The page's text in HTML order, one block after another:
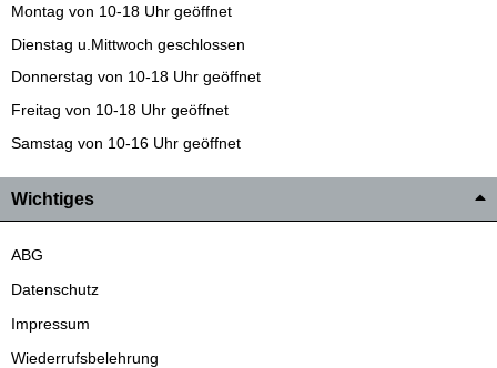
Montag von 10-18 Uhr geöffnet
Dienstag u.Mittwoch geschlossen
Donnerstag von 10-18 Uhr geöffnet
Freitag von 10-18 Uhr geöffnet
Samstag von 10-16 Uhr geöffnet
Wichtiges
ABG
Datenschutz
Impressum
Wiederrufsbelehrung